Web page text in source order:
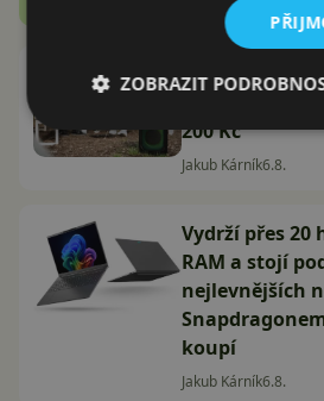
Sto wattů a
200 Kč
Jakub Kárník6.8.
Vydrží přes 20
RAM a stojí
nejlevnějších
koupí
Jakub Kárník6.8.
ZOBRAZIT